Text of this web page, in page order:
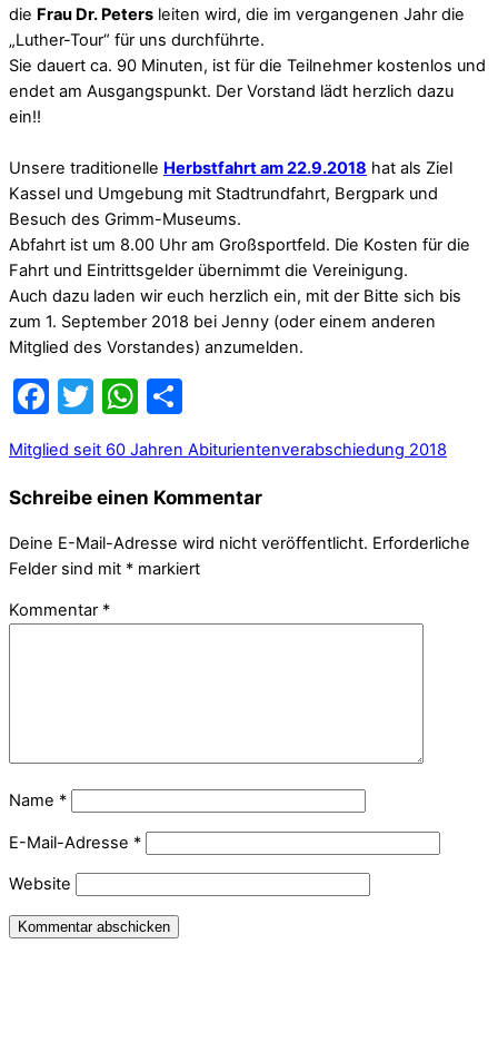
die Frau Dr. Peters leiten wird, die im vergangenen Jahr die
„Luther-Tour“ für uns durchführte.
Sie dauert ca. 90 Minuten, ist für die Teilnehmer kostenlos und
endet am Ausgangspunkt. Der Vorstand lädt herzlich dazu
ein!!
Unsere traditionelle Herbstfahrt am 22.9.2018 hat als Ziel
Kassel und Umgebung mit Stadtrundfahrt, Bergpark und
Besuch des Grimm-Museums.
Abfahrt ist um 8.00 Uhr am Großsportfeld. Die Kosten für die
Fahrt und Eintrittsgelder übernimmt die Vereinigung.
Auch dazu laden wir euch herzlich ein, mit der Bitte sich bis
zum 1. September 2018 bei Jenny (oder einem anderen
Mitglied des Vorstandes) anzumelden.
Facebook
TwitterWhatsApp
Mitglied seit 60 Jahren Abiturientenverabschiedung 2018
Schreibe einen Kommentar
Deine E-Mail-Adresse wird nicht veröffentlicht. Erforderliche
Felder sind mit * markiert
Kommentar *
Name *
E-Mail-Adresse *
Website